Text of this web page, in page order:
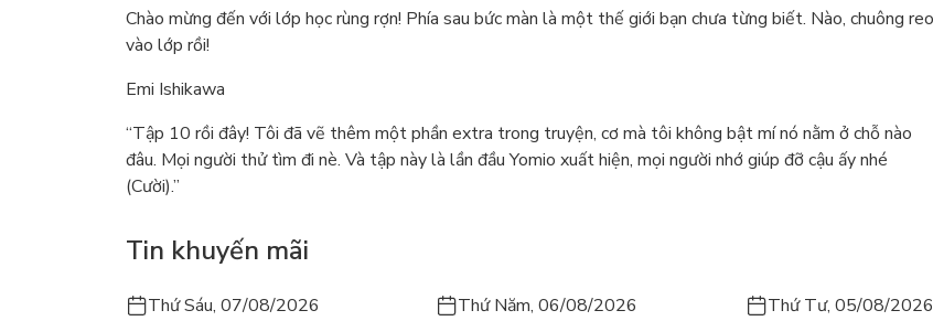
Chào mừng đến với lớp học rùng rợn! Phía sau bức màn là một thế giới bạn chưa từng biết. Nào, chuông reo
vào lớp rồi!
Emi Ishikawa
“Tập 10 rồi đây! Tôi đã vẽ thêm một phần extra trong truyện, cơ mà tôi không bật mí nó nằm ở chỗ nào
đâu. Mọi người thử tìm đi nè. Và tập này là lần đầu Yomio xuất hiện, mọi người nhớ giúp đỡ cậu ấy nhé
(Cười).”
Tin khuyến mãi
Thứ Sáu, 07/08/2026 Thứ Năm, 06/08/2026 Thứ Tư, 05/08/2026